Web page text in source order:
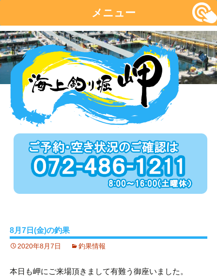
メニュー
コ
ン
テ
ン
8月7日(金)の釣果
2020年8月7日 釣果情報
本日も岬にご来場頂きまして有難う御座いました。